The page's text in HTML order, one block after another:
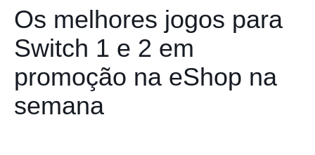
Os melhores jogos para
Switch 1 e 2 em
promoção na eShop na
semana